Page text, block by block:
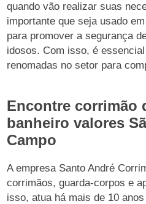
quando vão realizar suas
importante que seja usado
para promover a segurança
idosos. Com isso, é
renomadas no setor para
Encontre corrimão
banheiro valores
Campo
A empresa Santo André
corrimãos, guarda-corpos e
isso, atua há mais de 10